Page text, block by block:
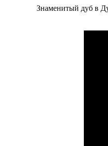
Знаменитый дуб в